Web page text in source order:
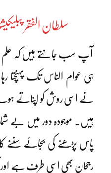
سلطان الفقر
آپ سب جانتے ہیں کہ
ہی عوام الناس تک پہنچتا
نے اسی روش کو اپناتے
ہیں۔ موجودہ دور میں بے
پاس پڑھنے کی بجائے سننے
رجحان بھی اسی طرف ہے اور